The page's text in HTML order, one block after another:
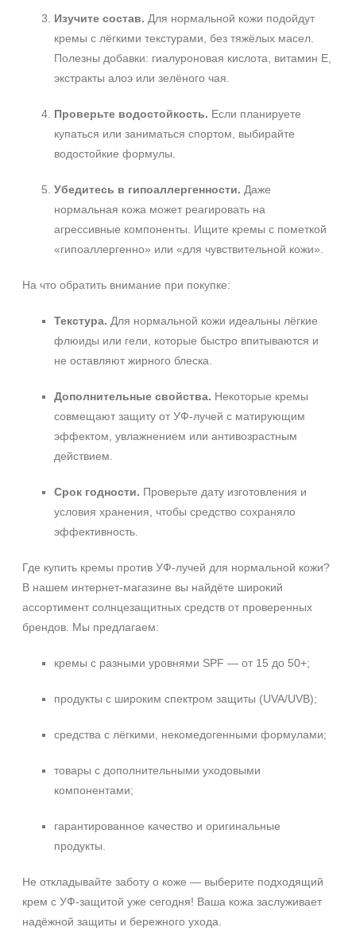
Лицо
Показать еще
2 шт
20 мл
Показать еще
Ингредиенты
Показать еще
Время применения
Вечер
День
Процедура
Демакияж
Показать еще
Уровень SPF защиты
SPF 25
SPF 50
Изучите состав. Для нормальной кожи подойдут
кремы с лёгкими текстурами, без тяжёлых масел.
Полезны добавки: гиалуроновая кислота, витамин Е,
экстракты алоэ или зелёного чая.
Проверьте водостойкость. Если планируете
купаться или заниматься спортом, выбирайте
водостойкие формулы.
Убедитесь в гипоаллергенности. Даже
нормальная кожа может реагировать на
агрессивные компоненты. Ищите кремы с пометкой
«гипоаллергенно» или «для чувствительной кожи».
На что обратить внимание при покупке:
Текстура. Для нормальной кожи идеальны лёгкие
флюиды или гели, которые быстро впитываются и
не оставляют жирного блеска.
Дополнительные свойства. Некоторые кремы
совмещают защиту от УФ‑лучей с матирующим
эффектом, увлажнением или антивозрастным
действием.
Срок годности. Проверьте дату изготовления и
условия хранения, чтобы средство сохраняло
эффективность.
Где купить кремы против УФ‑лучей для нормальной кожи?
В нашем интернет‑магазине вы найдёте широкий
ассортимент солнцезащитных средств от проверенных
брендов. Мы предлагаем:
кремы с разными уровнями SPF — от 15 до 50+;
продукты с широким спектром защиты (UVA/UVB);
средства с лёгкими, некомедогенными формулами;
товары с дополнительными уходовыми
компонентами;
гарантированное качество и оригинальные
продукты.
Не откладывайте заботу о коже — выберите подходящий
крем с УФ‑защитой уже сегодня! Ваша кожа заслуживает
надёжной защиты и бережного ухода.
+7 (495) 640-58-89